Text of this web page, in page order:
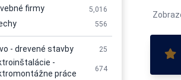
firmy 5,016
556
- drevené stavby 25
-
práce
674